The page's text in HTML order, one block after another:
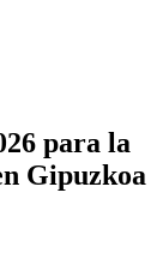
para la
Gipuzkoa